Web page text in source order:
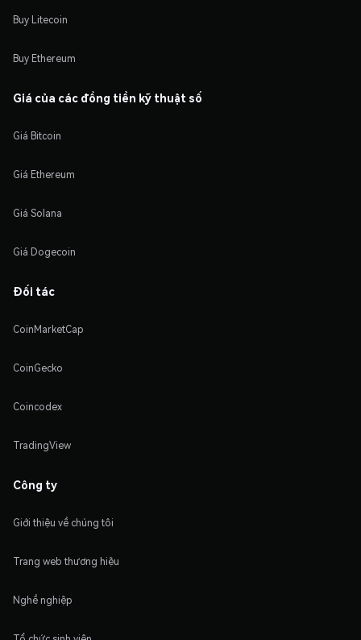
Buy Litecoin
Buy Ethereum
Giá của các đồng tiền kỹ thuật số
Giá Bitcoin
Giá Ethereum
Giá Solana
Giá Dogecoin
Đối tác
CoinMarketCap
CoinGecko
Coincodex
TradingView
Công ty
Giới thiệu về chúng tôi
Trang web thương hiệu
Nghề nghiệp